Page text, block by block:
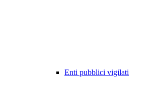
Enti pubblici vigilati